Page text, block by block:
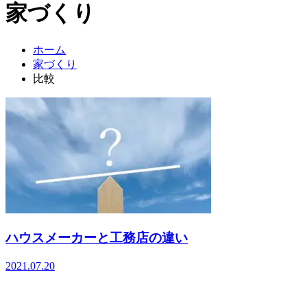
家づくり
ホーム
家づくり
比較
ハウスメーカーと工務店の違い
2021.07.20